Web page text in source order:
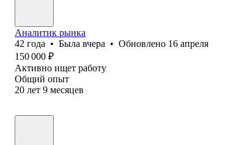
Аналитик рынка
42 года • Была вчера • Обновлено 16 апреля
150 000 ₽
Активно ищет работу
Общий опыт
20 лет 9 месяцев